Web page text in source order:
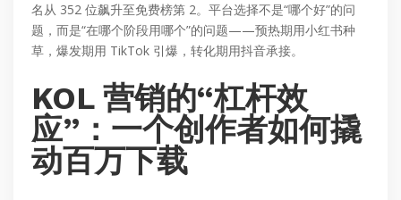
名从 352 位飙升至免费榜第 2。平台选择不是“哪个好”的问
题，而是“在哪个阶段用哪个”的问题——预热期用小红书种
草，爆发期用 TikTok 引爆，转化期用抖音承接。
KOL 营销的“杠杆效
应”：一个创作者如何撬
动百万下载